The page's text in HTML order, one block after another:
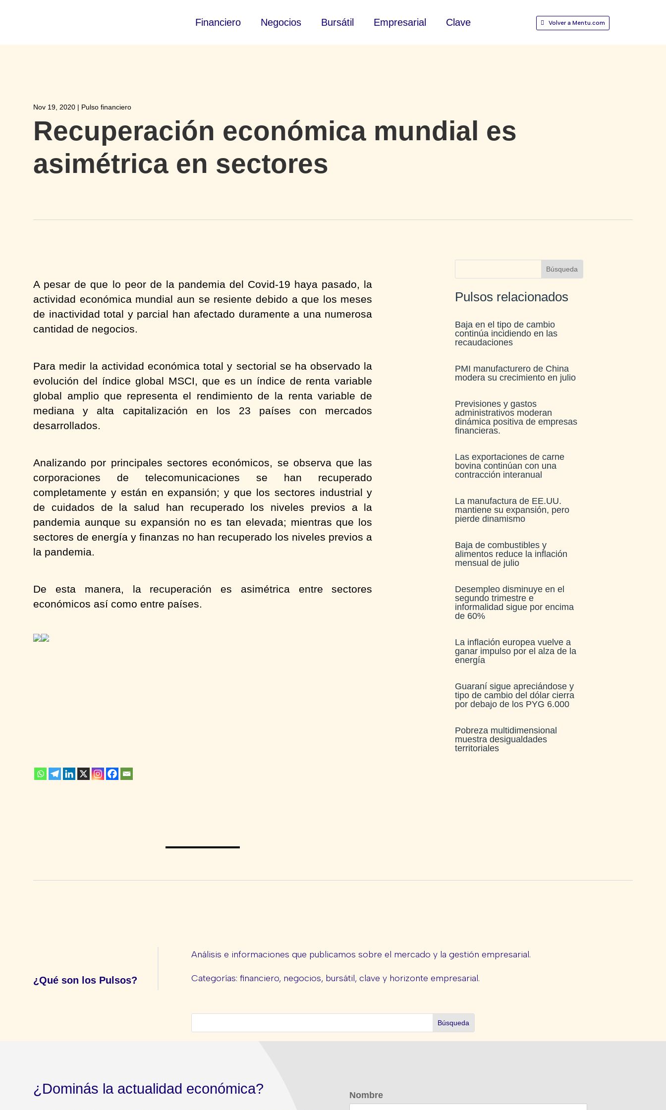
Financiero Negocios Bursátil Empresarial Clave Volver a Mentu.com
Nov 19, 2020 | Pulso financiero
Recuperación económica mundial es
asimétrica en sectores
A pesar de que lo peor de la pandemia del Covid-19 haya pasado, la
actividad económica mundial aun se resiente debido a que los meses
de inactividad total y parcial han afectado duramente a una numerosa
cantidad de negocios.
Para medir la actividad económica total y sectorial se ha observado la
evolución del índice global MSCI, que es un índice de renta variable
global amplio que representa el rendimiento de la renta variable de
mediana y alta capitalización en los 23 países con mercados
desarrollados.
Analizando por principales sectores económicos, se observa que las
corporaciones de telecomunicaciones se han recuperado
completamente y están en expansión; y que los sectores industrial y
de cuidados de la salud han recuperado los niveles previos a la
pandemia aunque su expansión no es tan elevada; mientras que los
sectores de energía y finanzas no han recuperado los niveles previos a
la pandemia.
De esta manera, la recuperación es asimétrica entre sectores
económicos así como entre países.
Pulsos relacionados
Baja en el tipo de cambio
continúa incidiendo en las
recaudaciones​
PMI manufacturero de China
modera su crecimiento en julio​
Previsiones y gastos
administrativos moderan
dinámica positiva de empresas
financieras​.
Las exportaciones de carne
bovina continúan con una
contracción interanual
La manufactura de EE.UU.
mantiene su expansión, pero
pierde dinamismo
Baja de combustibles y
alimentos reduce la inflación
mensual de julio​
Desempleo disminuye en el
segundo trimestre e
informalidad sigue por encima
de 60%
La inflación europea vuelve a
ganar impulso por el alza de la
energía
Guaraní sigue apreciándose y
tipo de cambio del dólar cierra
por debajo de los PYG 6.000
Pobreza multidimensional
muestra desigualdades
territoriales
¿Qué son los Pulsos?
Análisis e informaciones que publicamos sobre el mercado y la gestión empresarial.
Categorías: financiero, negocios, bursátil, clave y horizonte empresarial.
¿Dominás la actualidad económica?
Nombre